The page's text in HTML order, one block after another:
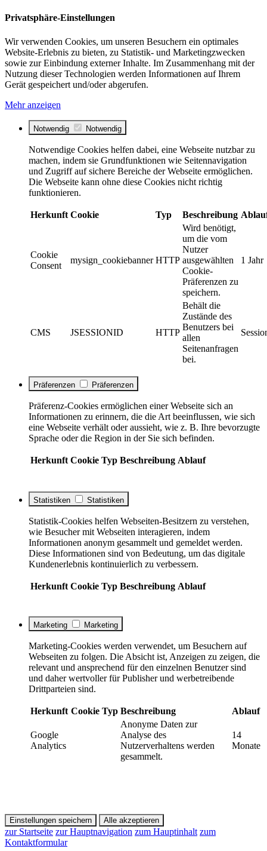
Privatsphäre-Einstellungen
Wir verwenden Cookies, um unseren Besuchern ein optimales
Website-Erlebnis zu bieten, zu Statistik- und Marketingzwecken
sowie zur Einbindung externer Inhalte. Im Zusammenhang mit der
Nutzung dieser Technologien werden Informationen auf Ihrem
Gerät gespeichert und/oder abgerufen.
Mehr anzeigen
Notwendig Notwendig
Notwendige Cookies helfen dabei, eine Webseite nutzbar zu
machen, indem sie Grundfunktionen wie Seitennavigation
und Zugriff auf sichere Bereiche der Webseite ermöglichen.
Die Webseite kann ohne diese Cookies nicht richtig
funktionieren.
Herkunft Cookie Typ Beschreibung
Cookie
Consent
mysign_cookiebanner HTTP
Wird benötigt,
um die vom
Nutzer
ausgewählten
Cookie-
Präferenzen zu
speichern.
1 Jahr
CMS JSESSIONID HTTP
Behält die
Zustände des
Benutzers bei
allen
Seitenanfragen
bei.
Präferenzen Präferenzen
Präferenz-Cookies ermöglichen einer Webseite sich an
Informationen zu erinnern, die die Art beeinflussen, wie sich
eine Webseite verhält oder aussieht, wie z. B. Ihre bevorzugte
Sprache oder die Region in der Sie sich befinden.
Herkunft Cookie Typ Beschreibung Ablauf
Statistiken Statistiken
Statistik-Cookies helfen Webseiten-Besitzern zu verstehen,
wie Besucher mit Webseiten interagieren, indem
Informationen anonym gesammelt und gemeldet werden.
Diese Informationen sind von Bedeutung, um das digitale
Kundenerlebnis kontinuierlich zu verbessern.
Herkunft Cookie Typ Beschreibung Ablauf
Marketing Marketing
Marketing-Cookies werden verwendet, um Besuchern auf
Webseiten zu folgen. Die Absicht ist, Anzeigen zu zeigen, die
relevant und ansprechend für den einzelnen Benutzer sind
und daher wertvoller für Publisher und werbetreibende
Drittparteien sind.
Herkunft Cookie Typ Beschreibung Ablauf
Google
Analytics
Anonyme Daten zur
Analyse des
Nutzerverhaltens werden
gesammelt.
14
Monate
Einstellungen speichern Alle akzeptieren
zur Startseite zur Hauptnavigation zum Hauptinhalt zum
Kontaktformular